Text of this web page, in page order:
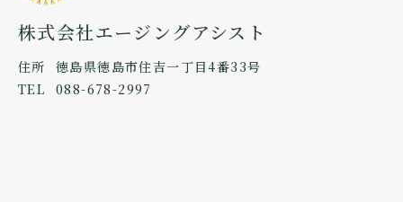
株式会社エージングアシスト
住所
徳島県徳島市住吉一丁目4番33号
TEL
088-678-2997